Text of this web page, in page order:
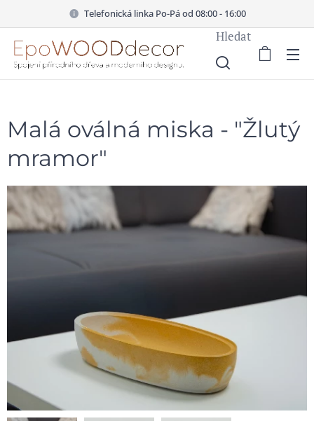
Telefonická linka Po-Pá od 08:00 - 16:00
Hledat
Malá oválná miska - "Žlutý
mramor"